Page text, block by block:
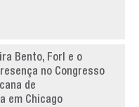
Bento, Forl e o
no Congresso
de
em Chicago